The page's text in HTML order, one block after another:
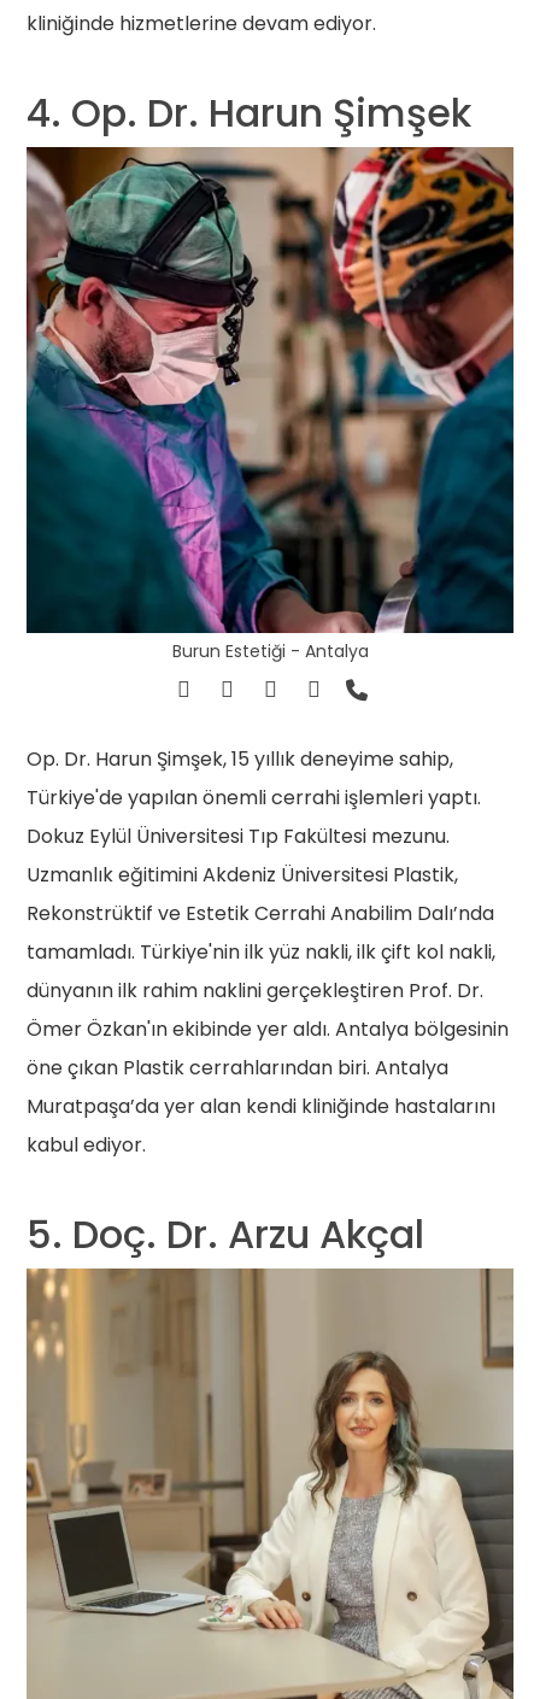
kliniğinde hizmetlerine devam ediyor.
4. Op. Dr. Harun Şimşek
Burun Estetiği - Antalya
Op. Dr. Harun Şimşek, 15 yıllık deneyime sahip,
Türkiye'de yapılan önemli cerrahi işlemleri yaptı.
Dokuz Eylül Üniversitesi Tıp Fakültesi mezunu.
Uzmanlık eğitimini Akdeniz Üniversitesi Plastik,
Rekonstrüktif ve Estetik Cerrahi Anabilim Dalı’nda
tamamladı. Türkiye'nin ilk yüz nakli, ilk çift kol nakli,
dünyanın ilk rahim naklini gerçekleştiren Prof. Dr.
Ömer Özkan'ın ekibinde yer aldı. Antalya bölgesinin
öne çıkan Plastik cerrahlarından biri. Antalya
Muratpaşa’da yer alan kendi kliniğinde hastalarını
kabul ediyor.
5. Doç. Dr. Arzu Akçal